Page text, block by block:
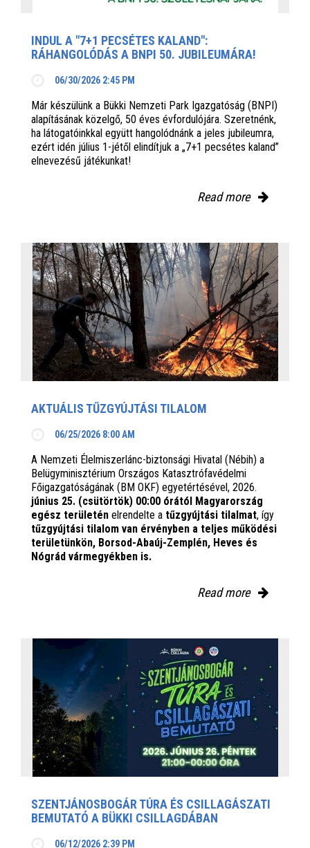
INDUL A "7+1 PECSÉTES KALAND":
RÁHANGOLÓDÁS A BNPI 50. JUBILEUMÁRA!
06/30/2026 2:45 PM
Már készülünk a Bükki Nemzeti Park Igazgatóság (BNPI)
alapításának közelgő, 50 éves évfordulójára. Szeretnénk,
ha látogatóinkkal együtt hangolódnánk a jeles jubileumra,
ezért idén július 1-jétől elindítjuk a „7+1 pecsétes kaland”
elnevezésű játékunkat!
Read more
AKTUÁLIS TŰZGYÚJTÁSI TILALOM
06/25/2026 8:00 AM
A Nemzeti Élelmiszerlánc-biztonsági Hivatal (Nébih) a
Belügyminisztérium Országos Katasztrófavédelmi
Főigazgatóságának (BM OKF) egyetértésével, 2026.
június 25. (csütörtök) 00:00 órától Magyarország
egész területén elrendelte a tűzgyújtási tilalmat, így
tűzgyújtási tilalom van érvényben a teljes működési
területünkön, Borsod-Abaúj-Zemplén, Heves és
Nógrád vármegyékben is.
Read more
SZENTJÁNOSBOGÁR TÚRA ÉS CSILLAGÁSZATI
BEMUTATÓ A BÜKKI CSILLAGDÁBAN
06/12/2026 2:39 PM